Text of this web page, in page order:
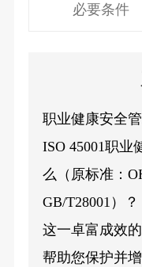
必要条件
职业健康安全
ISO 45001职业
么（原标准：
GB/T28001）？
这一卓富成效
帮助您保护并